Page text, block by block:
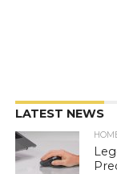
LATEST NEWS